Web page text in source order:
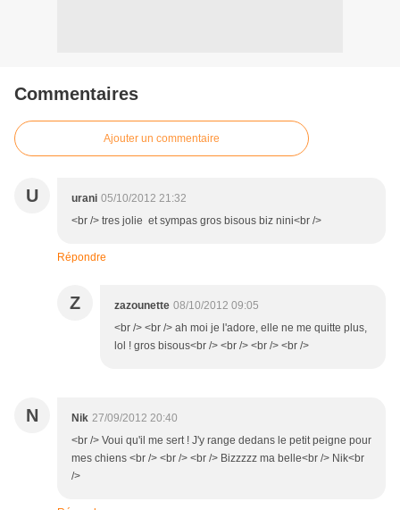
Commentaires
Ajouter un commentaire
U urani 05/10/2012 21:32
<br /> tres jolie et sympas gros bisous biz nini<br />
Répondre
Z zazounette 08/10/2012 09:05
<br /> <br /> ah moi je l'adore, elle ne me quitte plus,
lol ! gros bisous<br /> <br /> <br /> <br />
N Nik 27/09/2012 20:40
<br /> Voui qu'il me sert ! J'y range dedans le petit peigne pour
mes chiens <br /> <br /> <br /> Bizzzzz ma belle<br /> Nik<br
/>